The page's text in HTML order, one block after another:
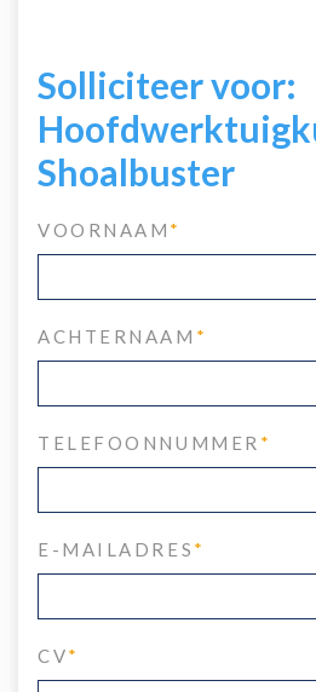
Solliciteer voor:
Shoalbuster
VOORNAAM *
ACHTERNAAM *
TELEFOONNUMMER *
E-MAILADRES *
CV*